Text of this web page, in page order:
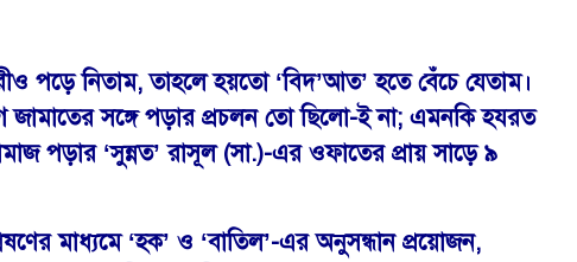
পড়ে নিতাম, তাহলে হয়তো ‘বিদ’আত’ হতে বেঁচে যেতাম।
জামাতের সঙ্গে পড়ার প্রচলন তো ছিলো-ই না; এমনকি হযরত
পড়ার ‘সুন্নত’ রাসূল (সা.)-এর ওফাতের প্রায় সাড়ে ৯
মাধ্যমে ‘হক’ ও ‘বাতিল’-এর অনুসন্ধান প্রয়োজন,